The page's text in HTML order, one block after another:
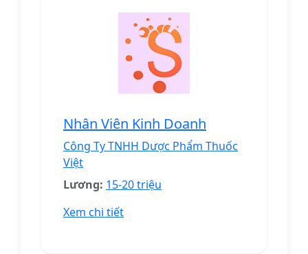
Nhân Viên Kinh Doanh
Công Ty TNHH Dược Phẩm Thuốc
Việt
Lương: 15-20 triệu
Xem chi tiết